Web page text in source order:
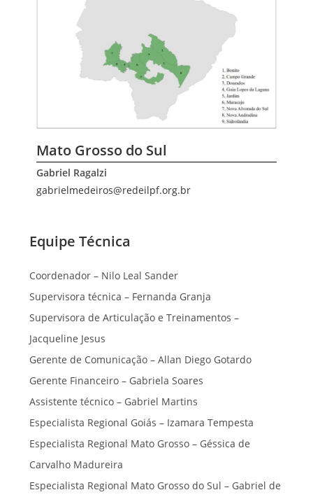
Mato Grosso do Sul
Gabriel Ragalzi
gabrielmedeiros@redeilpf.org.br
Equipe Técnica
Coordenador – Nilo Leal Sander
Supervisora técnica – Fernanda Granja
Supervisora de Articulação e Treinamentos –
Jacqueline Jesus
Gerente de Comunicação – Allan Diego Gotardo
Gerente Financeiro – Gabriela Soares
Assistente técnico – Gabriel Martins
Especialista Regional Goiás – Izamara Tempesta
Especialista Regional Mato Grosso – Géssica de
Carvalho Madureira
Especialista Regional Mato Grosso do Sul – Gabriel de